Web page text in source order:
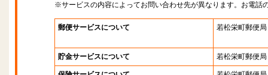
※サービスの内容によってお問い合わせ先が異なります。お電話
郵便サービスについて 若松栄町郵便局
貯金サービスについて 若松栄町郵便局